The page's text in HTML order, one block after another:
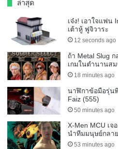
ล่าสุด
เจ๋ง! เอาใจแฟน
เต้าหู้ ฟูจิวาระ
12 seconds ago
ถ้า Metal Slug
เกมในตำนานสม
18 minutes ago
นาฬิกาข้อมือรุ่น
Faiz (555)
50 minutes ago
X-Men MCU เจ
นำทีมมนุษย์กลา
53 minutes ago